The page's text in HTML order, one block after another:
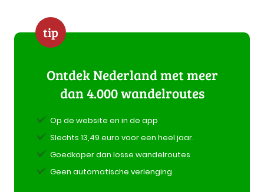
tip
Ontdek Nederland met meer
dan 4.000 wandelroutes
Op de website en in de app
Slechts 13,49 euro voor een heel jaar.
Goedkoper dan losse wandelroutes
Geen automatische verlenging